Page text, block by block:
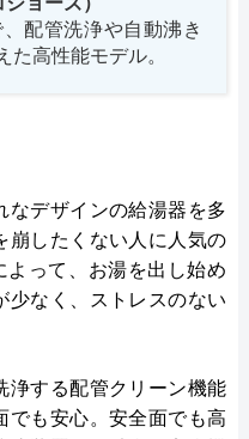
配管洗浄や自動沸き
た高性能モデル。
なデザインの給湯器を多
崩したくない人に人気の
よって、お湯を出し始め
少なく、ストレスのない
浄する配管クリーン機能
でも安心。安全面でも高